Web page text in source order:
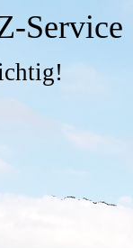
Service